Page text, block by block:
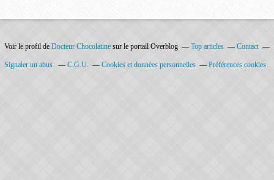
Voir le profil de Docteur Chocolatine sur le portail Overblog Top articles Contact
Signaler un abus C.G.U. Cookies et données personnelles Préférences cookies